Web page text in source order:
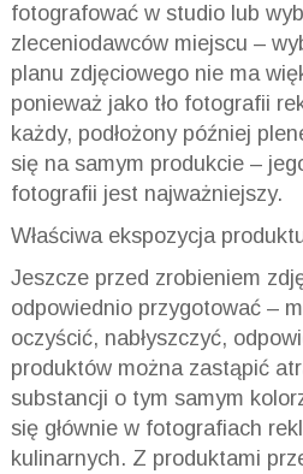
fotografować w studio lub
zleceniodawców miejscu –
planu zdjęciowego nie ma
ponieważ jako tło fotografii
każdy, podłożony później
się na samym produkcie –
fotografii jest najważniejszy.
Właściwa ekspozycja
Jeszcze przed zrobieniem
odpowiednio przygotować –
oczyścić, nabłyszczyć,
produktów można zastąpić
substancji o tym samym
się głównie w fotografiach
kulinarnych. Z produktami